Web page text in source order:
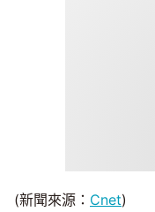
(新聞來源： Cnet)